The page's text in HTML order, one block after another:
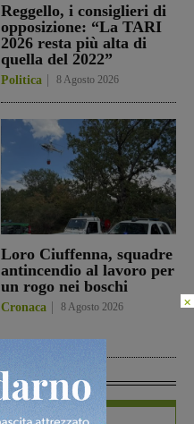
Reggello, i consiglieri di
opposizione: “La TARI
2026 resta più alta di
quella del 2022”
Politica 8 Agosto 2026
Loro Ciuffenna, squadre
antincendio al lavoro per
un rogo nei boschi
Cronaca 8 Agosto 2026 ×